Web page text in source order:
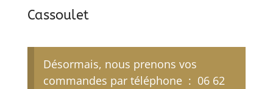
Cassoulet
Désormais, nous prenons vos
commandes par téléphone : 06 62